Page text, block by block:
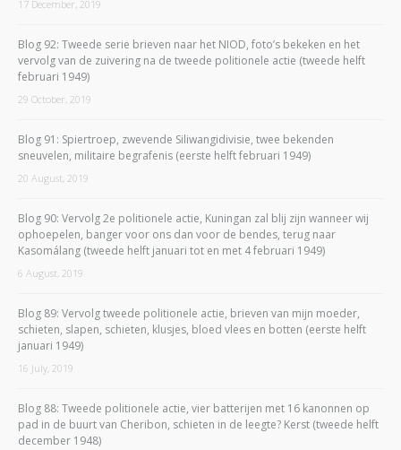
17 December, 2019
Blog 92: Tweede serie brieven naar het NIOD, foto’s bekeken en het
vervolg van de zuivering na de tweede politionele actie (tweede helft
februari 1949)
29 October, 2019
Blog 91: Spiertroep, zwevende Siliwangidivisie, twee bekenden
sneuvelen, militaire begrafenis (eerste helft februari 1949)
20 August, 2019
Blog 90: Vervolg 2e politionele actie, Kuningan zal blij zijn wanneer wij
ophoepelen, banger voor ons dan voor de bendes, terug naar
Kasomálang (tweede helft januari tot en met 4 februari 1949)
6 August, 2019
Blog 89: Vervolg tweede politionele actie, brieven van mijn moeder,
schieten, slapen, schieten, klusjes, bloed vlees en botten (eerste helft
januari 1949)
16 July, 2019
Blog 88: Tweede politionele actie, vier batterijen met 16 kanonnen op
pad in de buurt van Cheribon, schieten in de leegte? Kerst (tweede helft
december 1948)